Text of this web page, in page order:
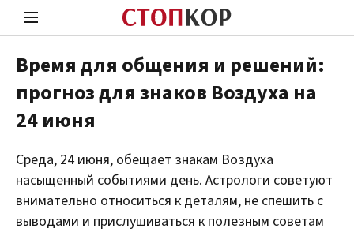
Стоп Политической Коррупции
Политика
Время для общения и решений:
прогноз для знаков Воздуха на
24 июня
Среда, 24 июня, обещает знакам Воздуха
насыщенный событиями день. Астрологи советуют
внимательно относиться к деталям, не спешить с
выводами и прислушиваться к полезным советам